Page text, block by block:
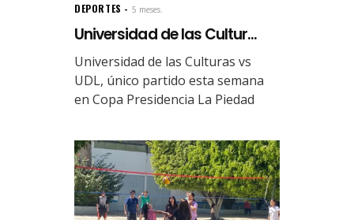
DEPORTES 5 meses.
Universidad de las Cultur...
Universidad de las Culturas vs
UDL, único partido esta semana
en Copa Presidencia La Piedad